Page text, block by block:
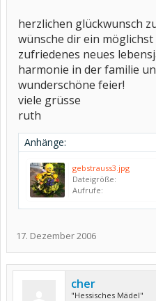
herzlichen glückwunsch
wünsche dir ein
zufriedenes neues
harmonie in der familie
wunderschöne feier!
viele grüsse
ruth
Anhänge:
gebstrauss3.jpg
Dateigröße:
Aufrufe:
17. Dezember 2006
cher
"Hessisches Mädel"